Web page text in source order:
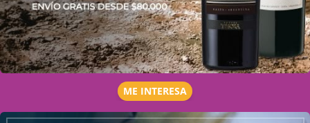
ME INTERESA